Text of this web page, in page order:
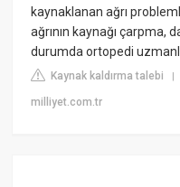
kaynaklanan ağrı
ağrının kaynağı çarpma,
durumda ortopedi
Kaynak kaldırma talebi
milliyet.com.tr